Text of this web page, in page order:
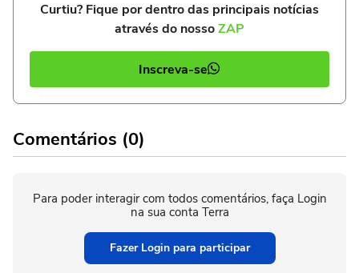
Curtiu? Fique por dentro das principais notícias
através do nossoZAP
Inscreva-se
Comentários (0)
Para poder interagir com todos comentários, faça Login
na sua conta Terra
Fazer Login para participar